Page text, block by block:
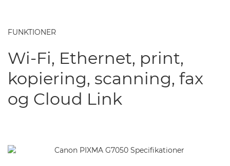
FUNKTIONER
Wi-Fi, Ethernet, print,
kopiering, scanning, fax
og Cloud Link